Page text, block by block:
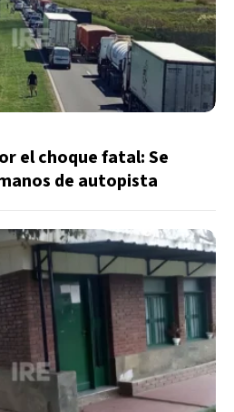
el choque fatal: Se
de autopista